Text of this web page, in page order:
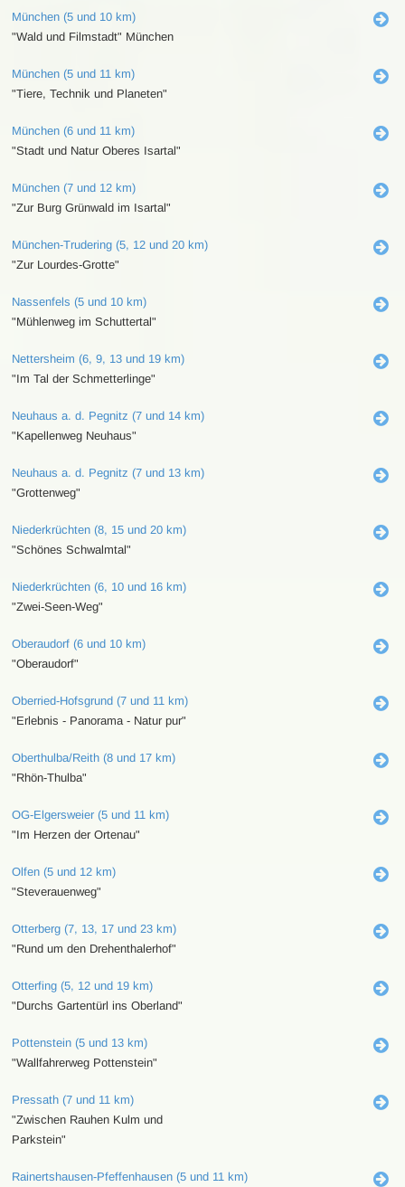
München (5 und 10 km)
"Wald und Filmstadt" München
München (5 und 11 km)
"Tiere, Technik und Planeten"
München (6 und 11 km)
"Stadt und Natur Oberes Isartal"
München (7 und 12 km)
"Zur Burg Grünwald im Isartal"
München-Trudering (5, 12 und 20 km)
"Zur Lourdes-Grotte"
Nassenfels (5 und 10 km)
"Mühlenweg im Schuttertal"
Nettersheim (6, 9, 13 und 19 km)
"Im Tal der Schmetterlinge"
Neuhaus a. d. Pegnitz (7 und 14 km)
"Kapellenweg Neuhaus"
Neuhaus a. d. Pegnitz (7 und 13 km)
"Grottenweg"
Niederkrüchten (8, 15 und 20 km)
"Schönes Schwalmtal"
Niederkrüchten (6, 10 und 16 km)
"Zwei-Seen-Weg"
Oberaudorf (6 und 10 km)
"Oberaudorf"
Oberried-Hofsgrund (7 und 11 km)
"Erlebnis - Panorama - Natur pur"
Oberthulba/Reith (8 und 17 km)
"Rhön-Thulba"
OG-Elgersweier (5 und 11 km)
"Im Herzen der Ortenau"
Olfen (5 und 12 km)
"Steverauenweg"
Otterberg (7, 13, 17 und 23 km)
"Rund um den Drehenthalerhof"
Otterfing (5, 12 und 19 km)
"Durchs Gartentürl ins Oberland"
Pottenstein (5 und 13 km)
"Wallfahrerweg Pottenstein"
Pressath (7 und 11 km)
"Zwischen Rauhen Kulm und
Parkstein"
Rainertshausen-Pfeffenhausen (5 und 11 km)